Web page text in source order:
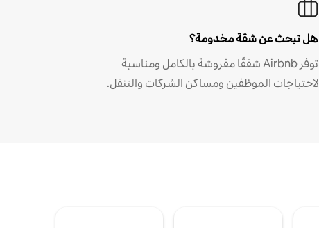
هل تبحث عن شقة مخدومة؟
توفر Airbnb شققًا مفروشة بالكامل ومناسبة
لاحتياجات الموظفين ومساكن الشركات والتنقل.